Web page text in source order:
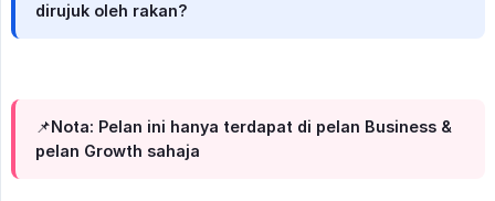
dirujuk oleh rakan?
📌Nota: Pelan ini hanya terdapat di pelan Business &
pelan Growth sahaja